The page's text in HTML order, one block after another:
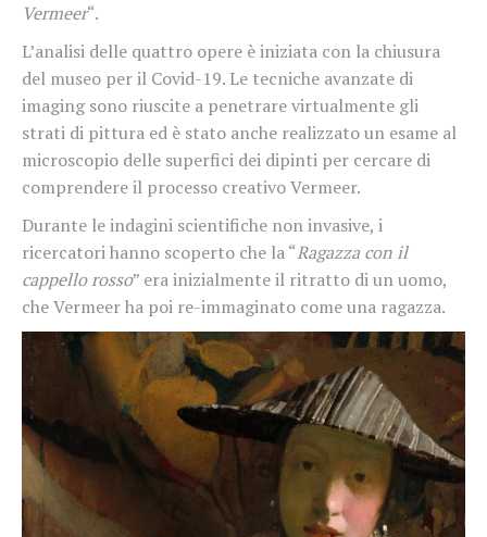
Vermeer“.
L’analisi delle quattro opere è iniziata con la chiusura
del museo per il Covid-19. Le tecniche avanzate di
imaging sono riuscite a penetrare virtualmente gli
strati di pittura ed è stato anche realizzato un esame al
microscopio delle superfici dei dipinti per cercare di
comprendere il processo creativo Vermeer.
Durante le indagini scientifiche non invasive, i
ricercatori hanno scoperto che la “Ragazza con il
cappello rosso” era inizialmente il ritratto di un uomo,
che Vermeer ha poi re-immaginato come una ragazza.